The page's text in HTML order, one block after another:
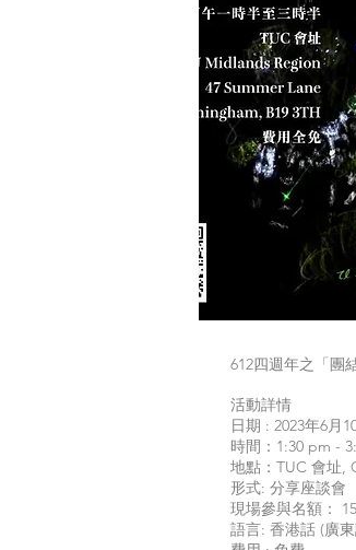
612四週年之「團
活動詳情
日期 : 2023年6月
時間：1:30 pm -
地點：TUC 會址,
形式: 分享座談會
現場參與名額：
語言: 香港話 (廣